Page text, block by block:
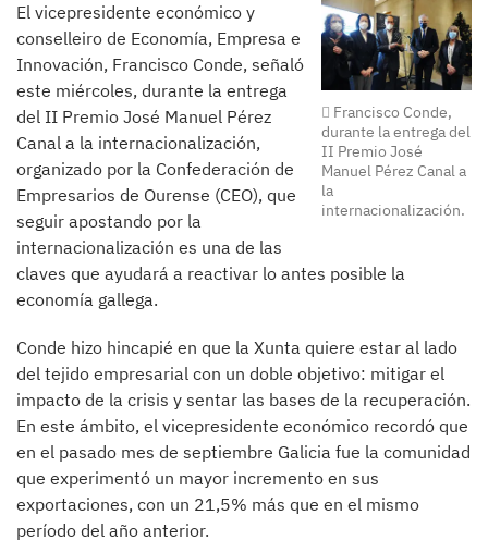
Francisco Conde,
durante la entrega del
II Premio José
Manuel Pérez Canal a
la
internacionalización.
El vicepresidente económico y
conselleiro de Economía, Empresa e
Innovación, Francisco Conde, señaló
este miércoles, durante la entrega
del II Premio José Manuel Pérez
Canal a la internacionalización,
organizado por la Confederación de
Empresarios de Ourense (CEO), que
seguir apostando por la
internacionalización es una de las
claves que ayudará a reactivar lo antes posible la
economía gallega.
Conde hizo hincapié en que la Xunta quiere estar al lado
del tejido empresarial con un doble objetivo: mitigar el
impacto de la crisis y sentar las bases de la recuperación.
En este ámbito, el vicepresidente económico recordó que
en el pasado mes de septiembre Galicia fue la comunidad
que experimentó un mayor incremento en sus
exportaciones, con un 21,5% más que en el mismo
período del año anterior.